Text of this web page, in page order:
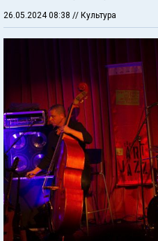
26.05.2024 08:38 // Культура